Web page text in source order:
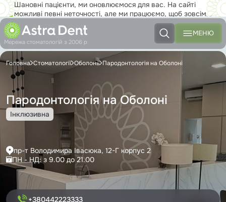
Шановні пацієнти, ми оновлюємося для вас. На сайті
можливі певні неточності, але ми працюємо, щоб зовсім
скоро ви з задоволенням користувалися новим сайтом на
повну!
Мережа стоматологій з 2006 р
МЕНЮ
Головна Стоматології Оболонь Пародонтологія на Оболоні
Пародонтологія на Оболоні
Інклюзивна
пр-т Володимира Івасюка, 12-Г корпус 2
ПН - НД: з 9.00 до 21.00
+380442223333